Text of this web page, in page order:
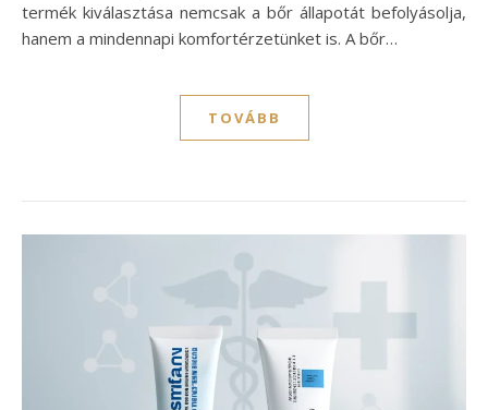
termék kiválasztása nemcsak a bőr állapotát befolyásolja,
hanem a mindennapi komfortérzetünket is. A bőr…
TOVÁBB